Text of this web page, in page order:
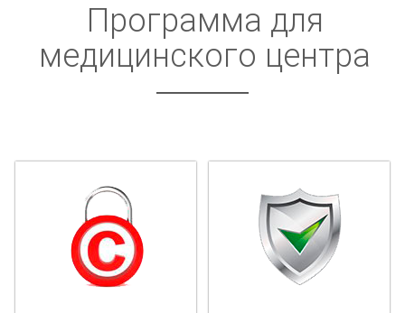
Программа для
медицинского центра